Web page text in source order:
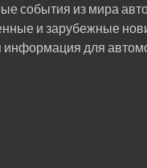
события из мира
и зарубежные
информация для